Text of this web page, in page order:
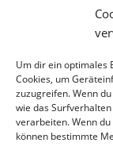
Um dir ein optimales
Cookies, um
zuzugreifen. Wenn
wie das
verarbeiten. Wenn
können bestimmte
im Bundesamt
(Hrsg.)
(plan…